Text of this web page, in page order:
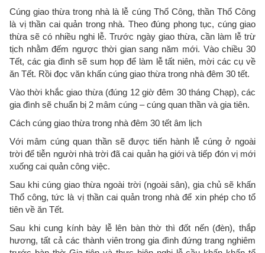
Cúng giao thừa trong nhà là lễ cúng Thổ Công, thần Thổ Công
là vị thần cai quản trong nhà. Theo đúng phong tục, cúng giao
thừa sẽ có nhiều nghi lễ. Trước ngày giao thừa, cần làm lễ trừ
tịch nhằm đếm ngược thời gian sang năm mới. Vào chiều 30
Tết, các gia đình sẽ sum họp để làm lễ tất niên, mời các cụ về
ăn Tết. Rồi đọc văn khấn cúng giao thừa trong nhà đêm 30 tết.
Vào thời khắc giao thừa (đúng 12 giờ đêm 30 tháng Chạp), các
gia đình sẽ chuẩn bị 2 mâm cúng – cúng quan thần và gia tiên.
Cách cúng giao thừa trong nhà đêm 30 tết âm lịch
Với mâm cúng quan thần sẽ được tiến hành lễ cúng ở ngoài
trời để tiễn người nhà trời đã cai quản hạ giới và tiếp đón vị mới
xuống cai quản công việc.
Sau khi cúng giao thừa ngoài trời (ngoài sân), gia chủ sẽ khấn
Thổ công, tức là vị thần cai quản trong nhà để xin phép cho tổ
tiên về ăn Tết.
Sau khi cung kính bày lễ lên bàn thờ thì đốt nến (đèn), thắp
hương, tất cả các thành viên trong gia đình đứng trang nghiêm